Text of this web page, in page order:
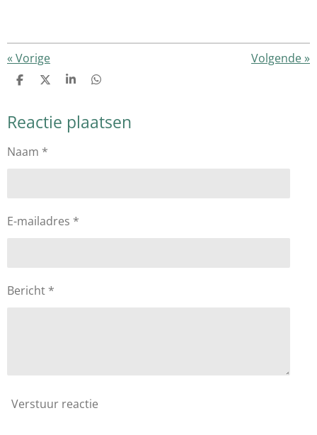
« Vorige Volgende»
D
e
n
D
l
S
r
e
D
e
n
Reactie plaatsen
Naam *
E-mailadres *
Bericht *
Verstuur reactie